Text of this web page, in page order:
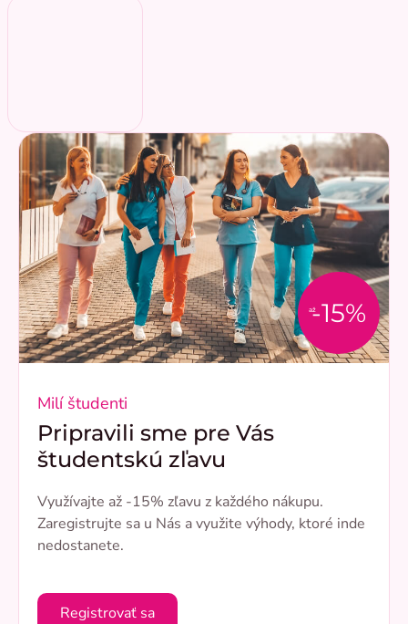
až-15%
Milí študenti
Pripravili sme pre Vás
študentskú zľavu
Využívajte až -15% zľavu z každého nákupu.
Zaregistrujte sa u Nás a využite výhody, ktoré inde
nedostanete.
Registrovať sa